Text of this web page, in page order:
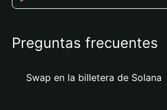
Preguntas frecuentes
Swap en la billetera de Solana